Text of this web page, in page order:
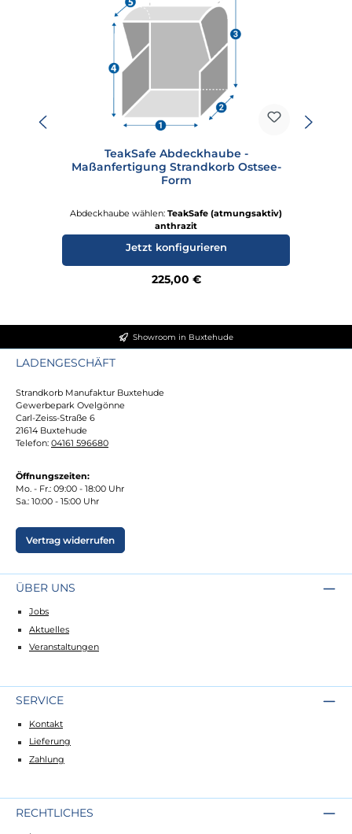
TeakSafe Abdeckhaube -
Maßanfertigung Strandkorb Ostsee-
Form
Abdeckhaube wählen: TeakSafe (atmungsaktiv)
anthrazit
Regulärer Preis:
225,00 €
Jetzt konfigurieren
Showroom in Buxtehude
LADENGESCHÄFT
Strandkorb Manufaktur Buxtehude
Gewerbepark Ovelgönne
Carl-Zeiss-Straße 6
21614 Buxtehude
Telefon: 04161 596680
Öffnungszeiten:
Mo. - Fr.: 09:00 - 18:00 Uhr
Sa.: 10:00 - 15:00 Uhr
Vertrag widerrufen
ÜBER UNS
Jobs
Aktuelles
Veranstaltungen
SERVICE
Kontakt
Lieferung
Zahlung
RECHTLICHES